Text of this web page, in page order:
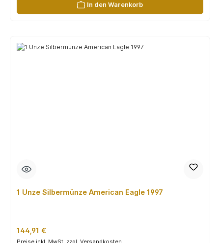
In den Warenkorb
1 Unze Silbermünze American Eagle 1997
Regulärer Preis:
144,91 €
Preise inkl. MwSt. zzgl. Versandkosten